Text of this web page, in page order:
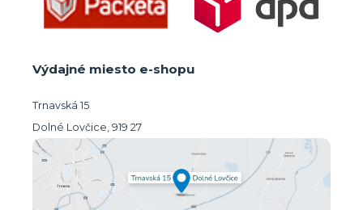
Výdajné miesto e-shopu
Trnavská 15
Dolné Lovčice, 919 27